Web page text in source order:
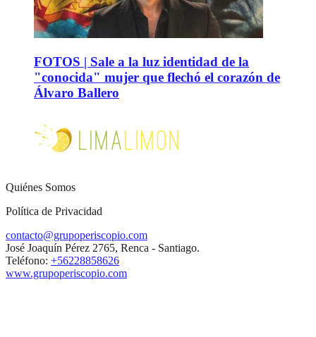
FOTOS | Sale a la luz identidad de la
"conocida" mujer que flechó el corazón de
Álvaro Ballero
Quiénes Somos
Política de Privacidad
contacto@grupoperiscopio.com
José Joaquín Pérez 2765, Renca - Santiago.
Teléfono: +56228858626
www.grupoperiscopio.com